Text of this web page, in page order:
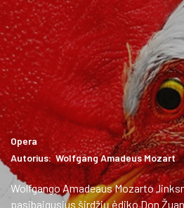
Opera
Autorius: Wolfgang Amadeus Mozart
Wolfgango Amadeaus Mozarto
pasibaigusius širdžių ėdiko Don